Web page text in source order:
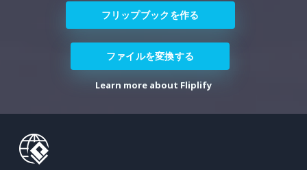
フリップブックを作る
ファイルを変換する
Learn more about Fliplify